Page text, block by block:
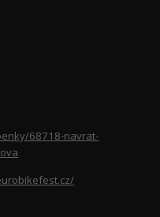
68718-navrat-